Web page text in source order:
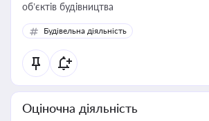
об’єктів будівництва
Будівельна діяльність
Оціночна діяльність